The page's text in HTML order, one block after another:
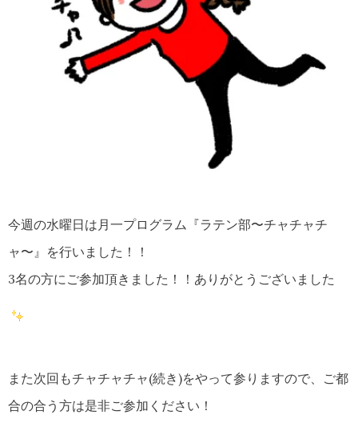
今週の水曜日は月一プログラム『ラテン部〜チャチャチ
ャ〜』を行いました！！
3名の方にご参加頂きました！！ありがとうございました
また次回もチャチャチャ(続き)をやって参りますので、ご都
合の合う方は是非ご参加ください！